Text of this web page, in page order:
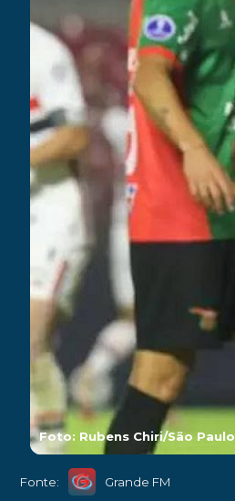
Foto: Rubens Chiri/São Paulo
Fonte: Grande FM